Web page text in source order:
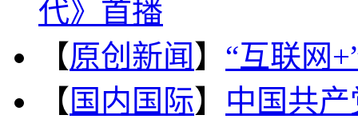
代》首播
【原创新闻 】 “互联网
【 国内国际】 中国共